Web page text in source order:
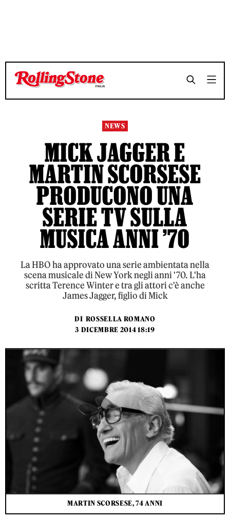
TEMPO DI LETTURA 3 MINUTI SHARE
TEMPO DI LETTURA 3 MINUTI SHARE
NEWS
MICK JAGGER E
MARTIN SCORSESE
PRODUCONO UNA
SERIE TV SULLA
MUSICA ANNI ’70
La HBO ha approvato una serie ambientata nella
scena musicale di New York negli anni '70. L'ha
scritta Terence Winter e tra gli attori c'è anche
James Jagger, figlio di Mick
DI ROSSELLA ROMANO
3 DICEMBRE 2014 18:19
MARTIN SCORSESE, 74 ANNI